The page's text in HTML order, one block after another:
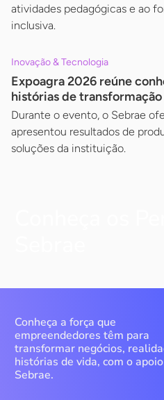
atividades pedagógicas e ao
inclusiva.
Inovação & Tecnologia
Expoagra 2026 reúne
histórias de
Durante o evento, o Sebrae
apresentou resultados de
soluções da instituição.
Conheça a força que
empreendedores têm para
transformar negócios,
histórias de vida, com o
Sebrae.